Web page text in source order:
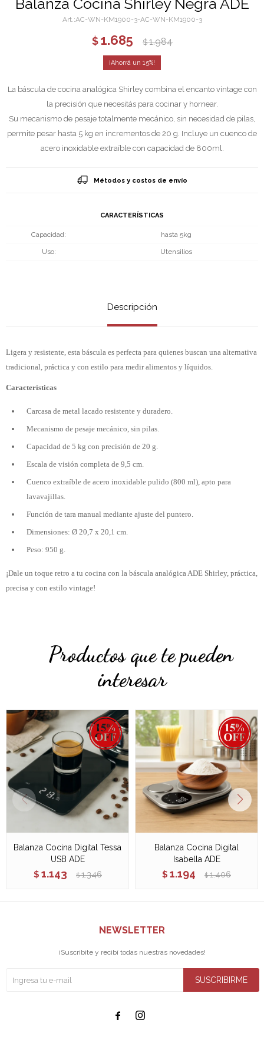
Balanza Cocina Shirley Negra ADE
AC-WN-KM1900-3-AC-WN-KM1900-3
$ 1.685 $ 1.984
15
La báscula de cocina analógica Shirley combina el encanto vintage con
la precisión que necesitás para cocinar y hornear.
Su mecanismo de pesaje totalmente mecánico, sin necesidad de pilas,
permite pesar hasta 5 kg en incrementos de 20 g. Incluye un cuenco de
acero inoxidable extraíble con capacidad de 800ml.
Métodos y costos de envío
CARACTERÍSTICAS
Capacidad hasta 5kg
Uso Utensilios
Descripción
Ligera y resistente, esta báscula es perfecta para quienes buscan una alternativa
tradicional, práctica y con estilo para medir alimentos y líquidos.
Características
Carcasa de metal lacado resistente y duradero.
Mecanismo de pesaje mecánico, sin pilas.
Capacidad de 5 kg con precisión de 20 g.
Escala de visión completa de 9,5 cm.
Cuenco extraíble de acero inoxidable pulido (800 ml), apto para
lavavajillas.
Función de tara manual mediante ajuste del puntero.
Dimensiones: Ø 20,7 x 20,1 cm.
Peso: 950 g.
¡Dale un toque retro a tu cocina con la báscula analógica ADE Shirley, práctica,
precisa y con estilo vintage!
Productos que te pueden
interesar
Balanza Cocina Digital Tessa
USB ADE
$ 1.143 $ 1.346
Balanza Cocina Digital
Isabella ADE
$ 1.194 $ 1.406
NEWSLETTER
¡Suscribite y recibí todas nuestras novedades!
SUSCRIBIRME
 